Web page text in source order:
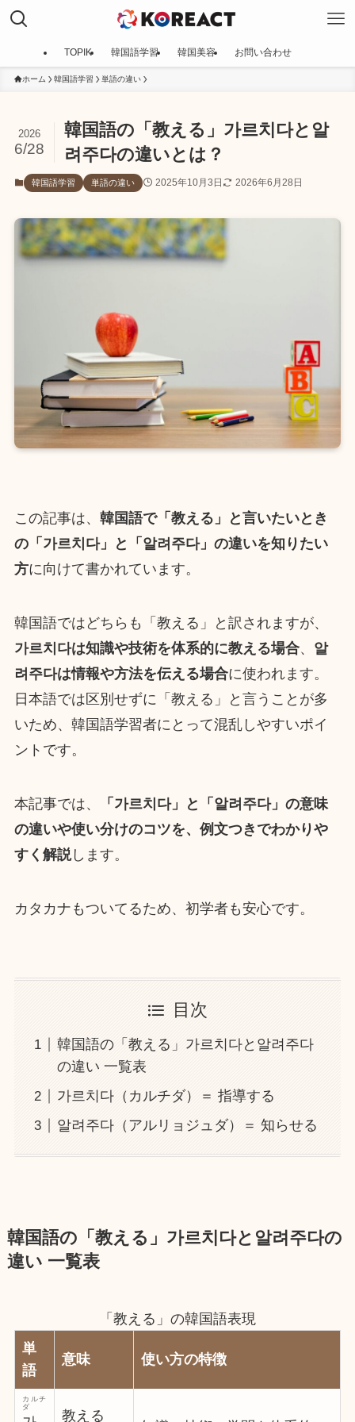
TOPIK 韓国語学習 韓国美容 お問い合わせ
ホーム 韓国語学習 単語の違い
韓国語の「教える」가르치다と알
려주다の違いとは？
2026
6/28
韓国語学習 単語の違い 2025年10月3日 2026年6月28日
この記事は、 韓国語で「教える」と言いたいとき
の「가르치다」と「알려주다」の違いを知りたい
方に向けて書かれています。
韓国語ではどちらも「教える」と訳されますが、
가르치다は知識や技術を体系的に教える場合、 알
려주다は情報や方法を伝える場合に使われます。
日本語では区別せずに「教える」と言うことが多
いため、韓国語学習者にとって混乱しやすいポイ
ントです。
本記事では、
「가르치다」と「알려주다」の意味
の違いや使い分けのコツを、例文つきでわかりや
すく解説します。
カタカナもついてるため、初学者も安心です。
目次
韓国語の「教える」가르치다と알려주다
の違い 一覧表
가르치다（カルチダ）＝ 指導する
알려주다（アルリョジュダ）＝ 知らせる
韓国語の「教える」가르치다と알려주다の
違い 一覧表
「教える」の韓国語表現
単
語
意味 使い方の特徴
カルチ
ダ
教える